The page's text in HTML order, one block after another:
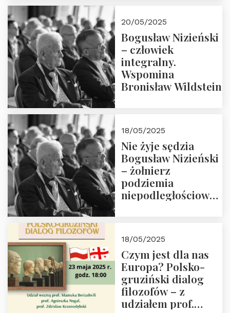
20/05/2025
Bogusław Nizieński
– człowiek
integralny.
Wspomina
Bronisław Wildstein
18/05/2025
Nie żyje sędzia
Bogusław Nizieński
– żołnierz
podziemia
niepodległościowego
społeczny, członek
Kapituły Nagrody
im. Prezydenta
Lecha
Kaczyńskiego.
Wielki autorytet.
18/05/2025
Czym jest dla nas
Europa? Polsko-
gruziński dialog
filozofów – z
udziałem prof.